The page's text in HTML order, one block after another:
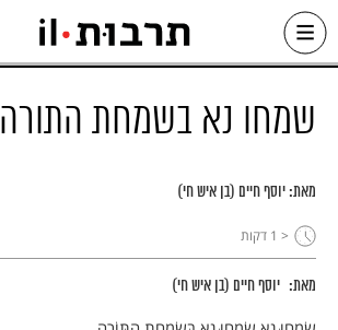
Skip
content
כל האתר
שמחו נא בשמחת התורה
מאת:יוסף חיים (בן איש חי)
< 1 דקות
מאת: יוסף חיים (בן איש חי)